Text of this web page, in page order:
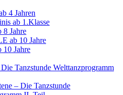
4 Jahren
ab 1.Klasse
8 Jahre
ab 10 Jahre
10 Jahre
Tanzstunde Welttanzprogramm
– Die Tanzstunde